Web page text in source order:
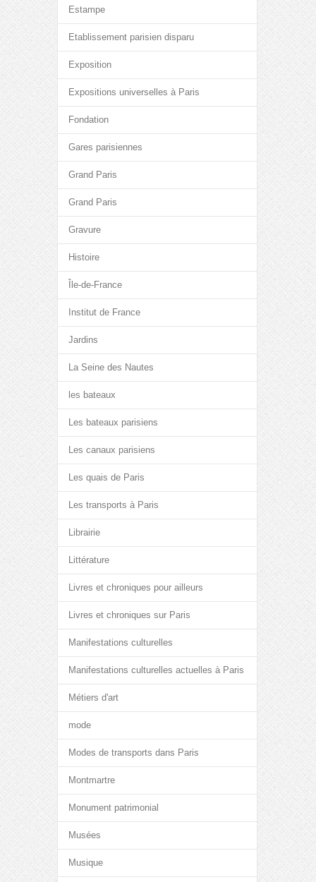
Estampe
Etablissement parisien disparu
Exposition
Expositions universelles à Paris
Fondation
Gares parisiennes
Grand Paris
Grand Paris
Gravure
Histoire
Île-de-France
Institut de France
Jardins
La Seine des Nautes
les bateaux
Les bateaux parisiens
Les canaux parisiens
Les quais de Paris
Les transports à Paris
Librairie
Littérature
Livres et chroniques pour ailleurs
Livres et chroniques sur Paris
Manifestations culturelles
Manifestations culturelles actuelles à Paris
Métiers d'art
mode
Modes de transports dans Paris
Montmartre
Monument patrimonial
Musées
Musique